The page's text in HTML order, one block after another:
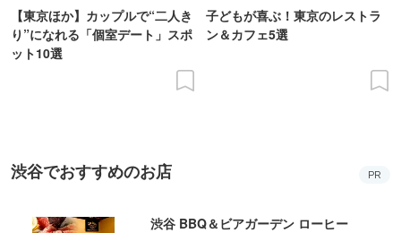
【東京ほか】カップルで“二人き
り”になれる「個室デート」スポ
ット10選
子どもが喜ぶ！東京のレストラ
ン＆カフェ5選
渋谷でおすすめのお店 PR
渋谷 BBQ＆ビアガーデン ローヒー